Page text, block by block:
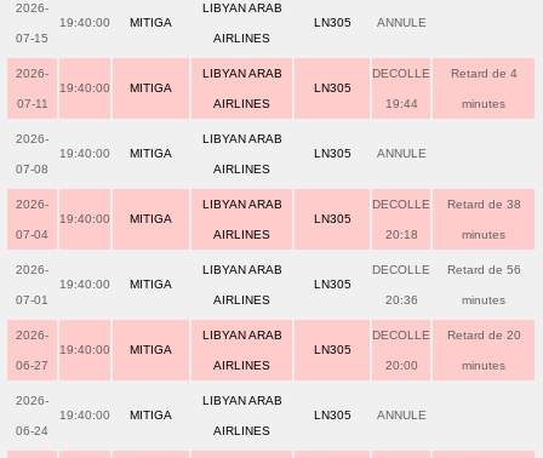
2026-
07-15
19:40:00 MITIGA
LIBYAN ARAB
AIRLINES
LN305 ANNULE
2026-
07-11
19:40:00 MITIGA
LIBYAN ARAB
AIRLINES
LN305
DECOLLE
19:44
Retard de 4
minutes
2026-
07-08
19:40:00 MITIGA
LIBYAN ARAB
AIRLINES
LN305 ANNULE
2026-
07-04
19:40:00 MITIGA
LIBYAN ARAB
AIRLINES
LN305
DECOLLE
20:18
Retard de 38
minutes
2026-
07-01
19:40:00 MITIGA
LIBYAN ARAB
AIRLINES
LN305
DECOLLE
20:36
Retard de 56
minutes
2026-
06-27
19:40:00 MITIGA
LIBYAN ARAB
AIRLINES
LN305
DECOLLE
20:00
Retard de 20
minutes
2026-
06-24
19:40:00 MITIGA
LIBYAN ARAB
AIRLINES
LN305 ANNULE